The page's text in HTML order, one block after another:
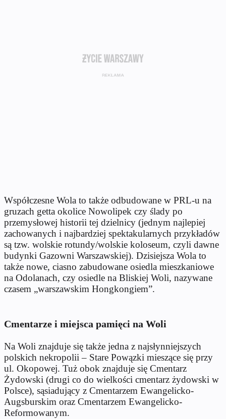
Współczesne Wola to także odbudowane w PRL-u na
gruzach getta okolice Nowolipek czy ślady po
przemysłowej historii tej dzielnicy (jednym najlepiej
zachowanych i najbardziej spektakularnych przykładów
są tzw. wolskie rotundy/wolskie koloseum, czyli dawne
budynki Gazowni Warszawskiej). Dzisiejsza Wola to
także nowe, ciasno zabudowane osiedla mieszkaniowe
na Odolanach, czy osiedle na Bliskiej Woli, nazywane
czasem „warszawskim Hongkongiem”.
Cmentarze i miejsca pamięci na Woli
Na Woli znajduje się także jedna z najsłynniejszych
polskich nekropolii – Stare Powązki mieszące się przy
ul. Okopowej. Tuż obok znajduje się Cmentarz
Żydowski (drugi co do wielkości cmentarz żydowski w
Polsce), sąsiadujący z Cmentarzem Ewangelicko-
Augsburskim oraz Cmentarzem Ewangelicko-
Reformowanym.